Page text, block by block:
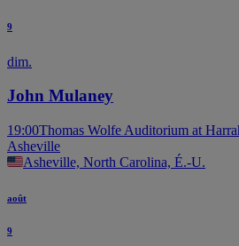
9
dim.
John Mulaney
19:00Thomas Wolfe Auditorium at
Asheville
Asheville, North Carolina, É.-U.
août
9